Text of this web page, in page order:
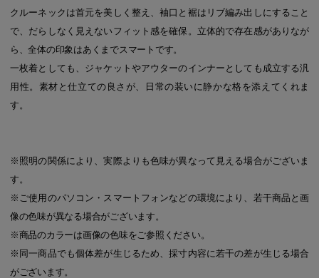
クルーネックは首元を美しく整え、袖口と裾はリブ編み出しにすること
で、だらしなく見えないフィット感を確保。立体的で存在感がありなが
ら、全体の印象はあくまでスマートです。
一枚着としても、ジャケットやアウターのインナーとしても成立する汎
用性。素材と仕立ての良さが、日常の装いに静かな格を添えてくれま
す。
※照明の関係により、実際よりも色味が異なって見える場合がございま
す。
※ご使用のパソコン・スマートフォンなどの環境により、若干商品と画
像の色味が異なる場合がございます。
※商品のカラーは画像の色味をご参照ください。
※同一商品でも個体差が生じるため、採寸内容に若干の差が生じる場合
がございます。